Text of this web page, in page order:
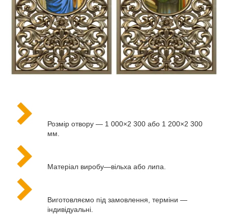
Розмір отвору — 1 000×2 300 або 1 200×2 300
мм.
Матеріал виробу—вільха або липа.
Виготовляємо під замовлення, терміни —
індивідуальні.